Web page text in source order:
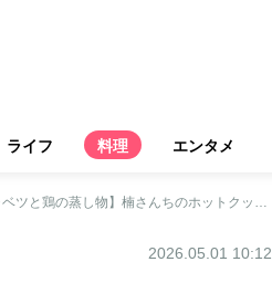
ライフ 料理 エンタメ
作業時間10分！何もする気が起きない日の【キャベツと鶏の蒸し物】楠さんちのホットクックレシピ Vol.74
2026.05.01 10:12